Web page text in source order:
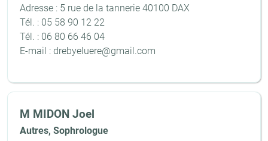
Adresse : 5 rue de la tannerie 40100 DAX
Tél. : 05 58 90 12 22
Tél. : 06 80 66 46 04
E-mail : drebyeluere@gmail.com
M MIDON Joel
Autres, Sophrologue